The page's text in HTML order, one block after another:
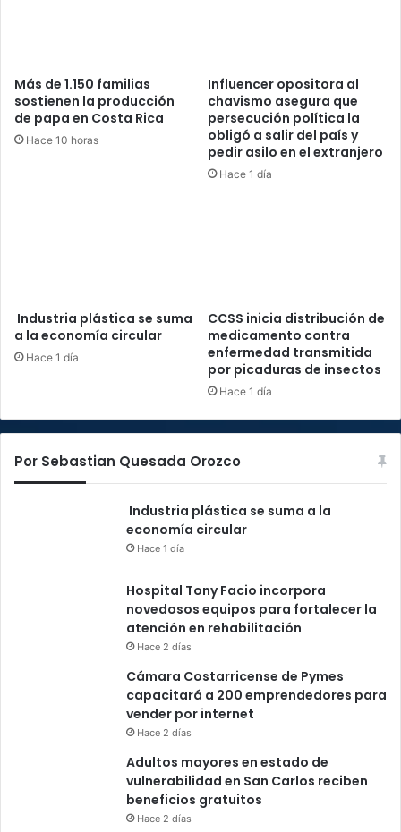
Más de 1.150 familias
sostienen la producción
de papa en Costa Rica
Hace 10 horas
Influencer opositora al
chavismo asegura que
persecución política la
obligó a salir del país y
pedir asilo en el extranjero
Hace 1 día
Industria plástica se suma
a la economía circular
Hace 1 día
CCSS inicia distribución de
medicamento contra
enfermedad transmitida
por picaduras de insectos
Hace 1 día
Por Sebastian Quesada Orozco
Industria plástica se suma a la
economía circular
Hace 1 día
Hospital Tony Facio incorpora
novedosos equipos para fortalecer la
atención en rehabilitación
Hace 2 días
Cámara Costarricense de Pymes
capacitará a 200 emprendedores para
vender por internet
Hace 2 días
Adultos mayores en estado de
vulnerabilidad en San Carlos reciben
beneficios gratuitos
Hace 2 días